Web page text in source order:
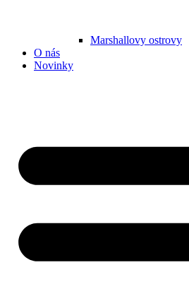
Marshallovy ostrovy
O nás
Novinky